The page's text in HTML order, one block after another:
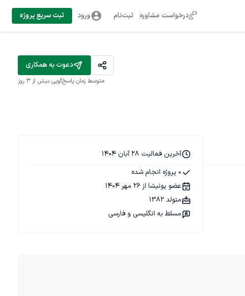
درخواست مشاوره ثبت‌نام ورود ثبت سریع پروژه
دعوت به همکاری
متوسط زمان پاسخ‌گویی بیش از ۳ روز
آخرین فعالیت 28 آبان 1404
0 پروژه انجام شده
عضو پونیشا از 26 مهر 1404
متولد 1382
مسلط به انگلیسی و فارسی